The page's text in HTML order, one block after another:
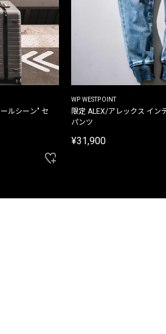
ルシーン" セ
WP WESTPOINT
限定 ALEX/アレックス イン
パンツ
¥31,900